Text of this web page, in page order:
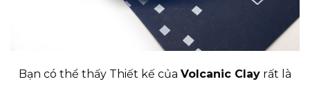
Bạn có thể thấy Thiết kế của Volcanic Clay rất là